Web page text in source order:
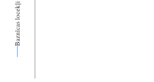
Baznīcas locekļi